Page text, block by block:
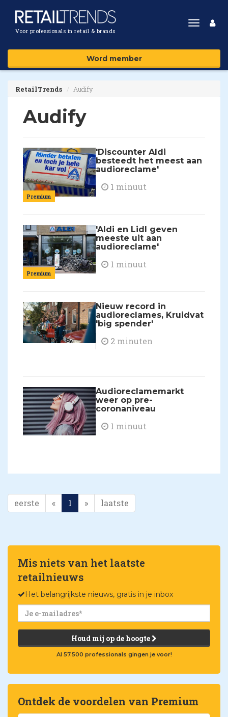
Voor professionals in retail & brands
Toggle
Word member
RetailTrends Audify
Audify
Premium
'Discounter Aldi
besteedt het meest aan
audioreclame'
1 minuut
Premium
'Aldi en Lidl geven
meeste uit aan
audioreclame'
1 minuut
Nieuw record in
audioreclames, Kruidvat
'big spender'
2 minuten
Audioreclamemarkt
weer op pre-
coronaniveau
1 minuut
eerste « 1 » laatste
Mis niets van het laatste
retailnieuws
Het belangrijkste nieuws, gratis in je inbox
Houd mij op de hoogte
Al 57.500 professionals gingen je voor!
Ontdek de voordelen van Premium